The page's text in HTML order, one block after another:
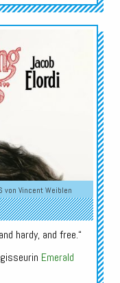
Audio-
Player
von Vincent Weiblen
hardy, and free.“
Emerald